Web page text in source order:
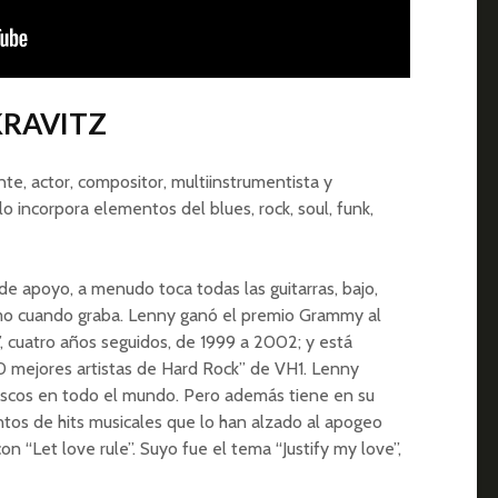
actor, compositor, multiinstrumentista y
incorpora elementos del blues, rock, soul, funk,
apoyo, a menudo toca todas las guitarras, bajo,
cuando graba. Lenny ganó el premio Grammy al
cuatro años seguidos, de 1999 a 2002; y está
artistas de Hard Rock” de VH1. Lenny
en todo el mundo. Pero además tiene en su
de hits musicales que lo han alzado al apogeo
“Let love rule”. Suyo fue el tema “Justify my love”,